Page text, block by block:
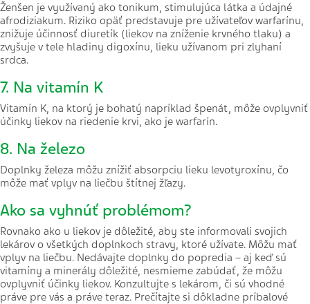
Ženšen je využívaný ako tonikum, stimulujúca látka a údajné
afrodiziakum. Riziko opäť predstavuje pre užívateľov warfarínu,
znižuje účinnosť diuretík (liekov na zníženie krvného tlaku) a
zvyšuje v tele hladiny digoxínu, lieku užívanom pri zlyhaní
srdca.
7. Na vitamín K
Vitamín K, na ktorý je bohatý napríklad špenát, môže ovplyvniť
účinky liekov na riedenie krvi, ako je warfarín.
8. Na železo
Doplnky železa môžu znížiť absorpciu lieku levotyroxínu, čo
môže mať vplyv na liečbu štítnej žľazy.
Ako sa vyhnúť problémom?
Rovnako ako u liekov je dôležité, aby ste informovali svojich
lekárov o všetkých doplnkoch stravy, ktoré užívate. Môžu mať
vplyv na liečbu. Nedávajte doplnky do popredia – aj keď sú
vitamíny a minerály dôležité, nesmieme zabúdať, že môžu
ovplyvniť účinky liekov. Konzultujte s lekárom, či sú vhodné
práve pre vás a práve teraz. Prečítajte si dôkladne príbalové